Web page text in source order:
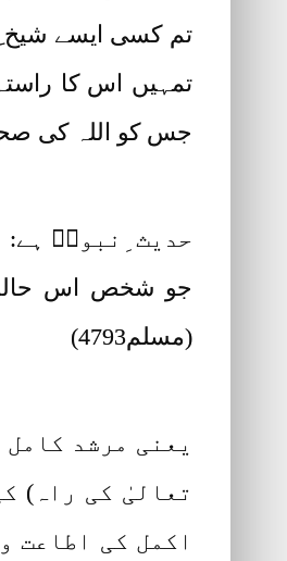
تم کسی ایسے شیخ
تمہیں اس کا
جس کو اللہ کی
حدیث ِنبویؐ ہے:
جو شخص اس
(مسلم4793)
یعنی مرشد
تعالیٰ کی راہ)
اکمل کی اطاعت